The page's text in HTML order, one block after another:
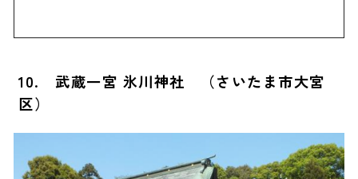
10. 武蔵一宮 氷川神社 （さいたま市大宮
区）